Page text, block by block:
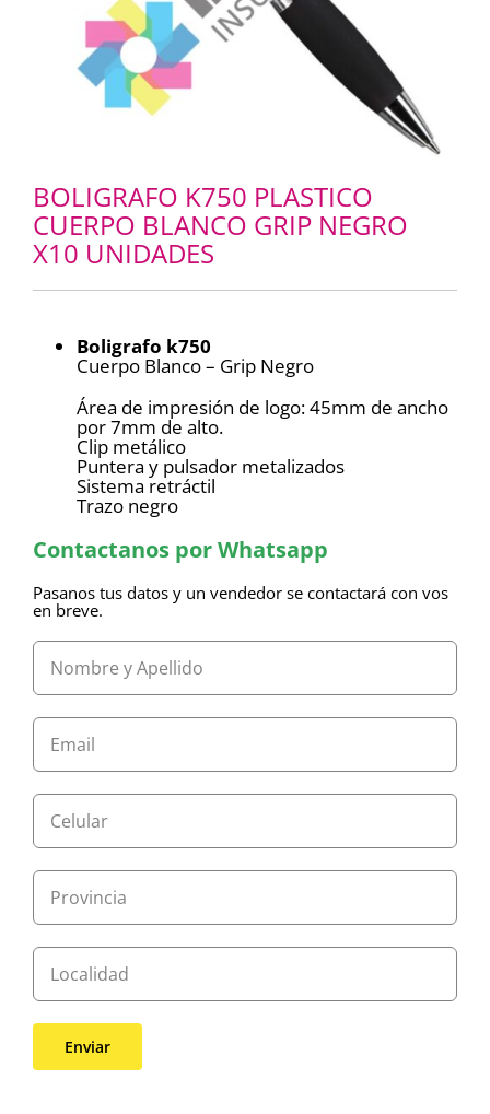
BOLIGRAFO K750 PLASTICO
CUERPO BLANCO GRIP NEGRO
X10 UNIDADES
Boligrafo k750
Cuerpo Blanco – Grip Negro
Área de impresión de logo: 45mm de ancho
por 7mm de alto.
Clip metálico
Puntera y pulsador metalizados
Sistema retráctil
Trazo negro
Contactanos por Whatsapp
Pasanos tus datos y un vendedor se contactará con vos
en breve.